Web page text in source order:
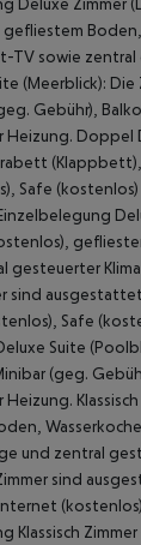
Boden,
TV sowie
(Meerblick):
Gebühr),
Doppel
Safe
gesteuerter
sind
Safe
Suite
(geg.
und zentral
sind
Klassisch